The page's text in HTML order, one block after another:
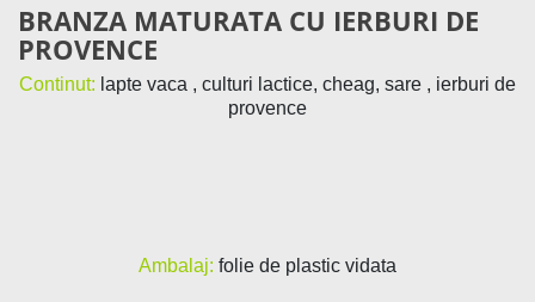
BRANZA MATURATA CU IERBURI DE
PROVENCE
Continut: lapte vaca , culturi lactice, cheag, sare , ierburi de
provence
Ambalaj: folie de plastic vidata